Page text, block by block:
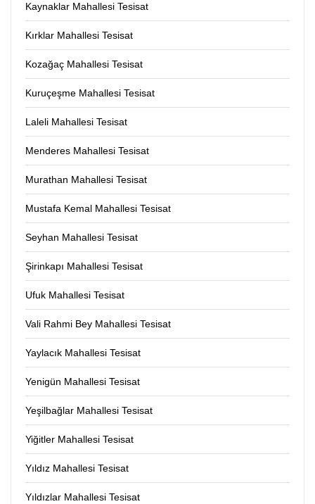
Kaynaklar Mahallesi Tesisat
Kırklar Mahallesi Tesisat
Kozağaç Mahallesi Tesisat
Kuruçeşme Mahallesi Tesisat
Laleli Mahallesi Tesisat
Menderes Mahallesi Tesisat
Murathan Mahallesi Tesisat
Mustafa Kemal Mahallesi Tesisat
Seyhan Mahallesi Tesisat
Şirinkapı Mahallesi Tesisat
Ufuk Mahallesi Tesisat
Vali Rahmi Bey Mahallesi Tesisat
Yaylacık Mahallesi Tesisat
Yenigün Mahallesi Tesisat
Yeşilbağlar Mahallesi Tesisat
Yiğitler Mahallesi Tesisat
Yıldız Mahallesi Tesisat
Yıldızlar Mahallesi Tesisat